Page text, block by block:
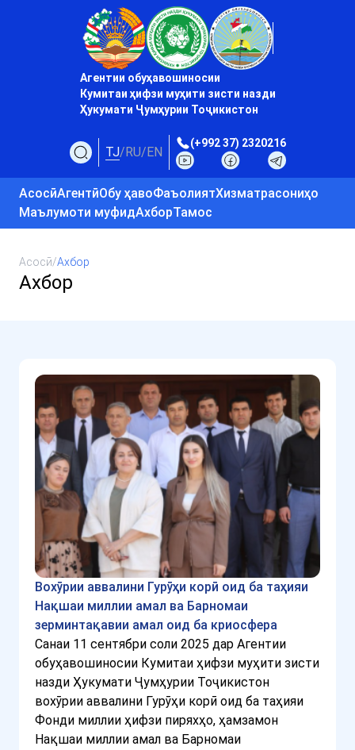
Агентии обуҳавошиносии
Кумитаи ҳифзи муҳити зисти назди
Ҳукумати Ҷумҳурии Тоҷикистон
TJ/RU/EN
(+992 37) 2320216
АсосӣАгентӣОбу ҳавоФаъолиятХизматрасониҳо
Маълумоти муфидАхборТамос
Асосӣ/Ахбор
Ахбор
Вохӯрии аввалини Гурӯҳи корӣ оид ба таҳияи
Нақшаи миллии амал ва Барномаи
зерминтақавии амал оид ба криосфера
Санаи 11 сентябри соли 2025 дар Агентии
обуҳавошиносии Кумитаи ҳифзи муҳити зисти
назди Ҳукумати Ҷумҳурии Тоҷикистон
вохӯрии аввалини Гурӯҳи корӣ оид ба таҳияи
Фонди миллии ҳифзи пиряхҳо, ҳамзамон
Нақшаи миллии амал ва Барномаи